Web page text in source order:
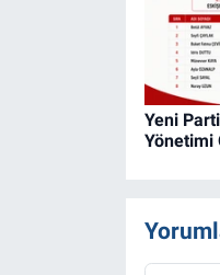
Yeni
Yönetimi